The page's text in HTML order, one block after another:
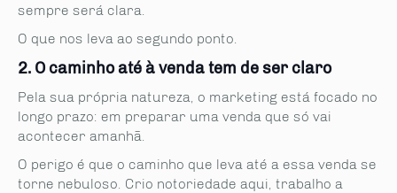
sempre será clara.
O que nos leva ao segundo ponto.
2. O caminho até à venda tem de ser claro
Pela sua própria natureza, o marketing está focado no
longo prazo: em preparar uma venda que só vai
acontecer amanhã.
O perigo é que o caminho que leva até a essa venda se
torne nebuloso. Crio notoriedade aqui, trabalho a